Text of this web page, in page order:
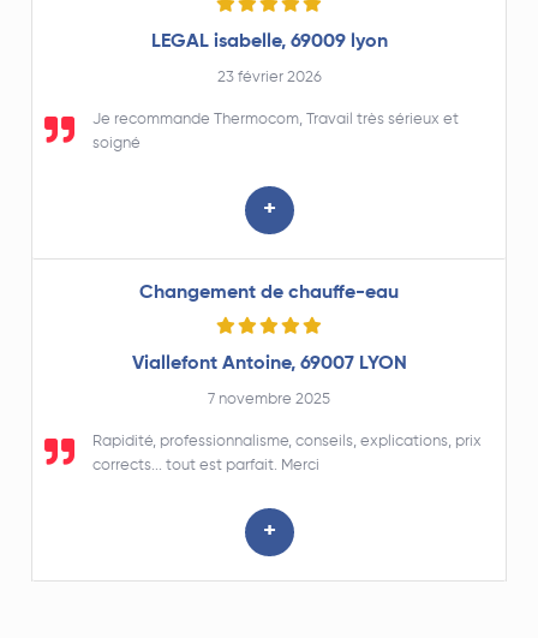
LEGAL isabelle, 69009 lyon
23 février 2026
Je recommande Thermocom, Travail très sérieux et
soigné
+
Changement de chauffe-eau
Viallefont Antoine, 69007 LYON
7 novembre 2025
Rapidité, professionnalisme, conseils, explications, prix
corrects... tout est parfait. Merci
+